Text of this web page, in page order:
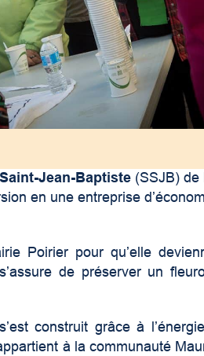
Jean-Baptiste (SSJB) de
en une entreprise
Poirier pour qu’elle
de préserver un
construit grâce à
à la communauté